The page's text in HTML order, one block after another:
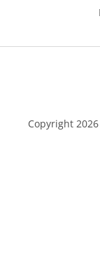
Copyright 2026